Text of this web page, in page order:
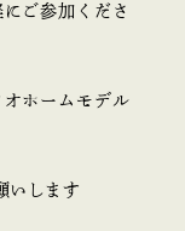
ご参加くださ
ホームモデル
いします